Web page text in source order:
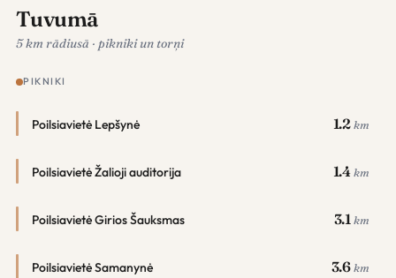
Tuvumā
5 km rādiusā · pikniki un torņi
PIKNIKI
Poilsiavietė Lepšynė 1.2 km
Poilsiavietė Žalioji auditorija 1.4 km
Poilsiavietė Girios Šauksmas 3.1 km
Poilsiavietė Samanynė 3.6 km